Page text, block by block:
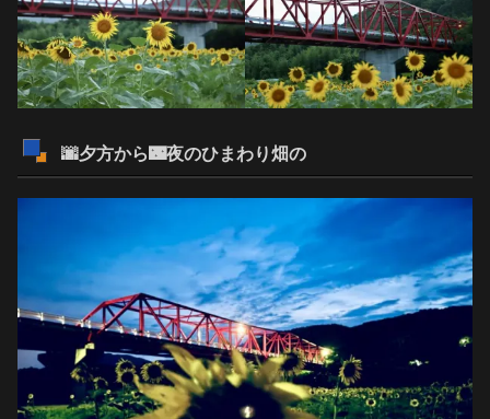
🌆夕方から🌃夜のひまわり畑の